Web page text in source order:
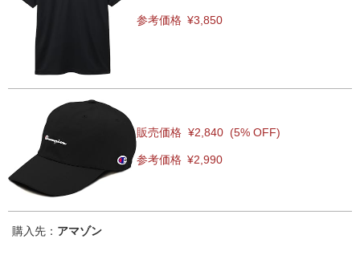
参考価格 ¥3,850
販売価格 ¥2,840 (5% OFF)
参考価格 ¥2,990
購入先： アマゾン